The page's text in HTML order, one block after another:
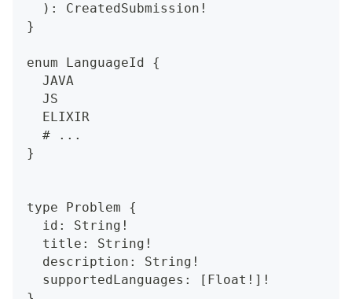
  ): CreatedSubmission!
}
enum LanguageId {
  JAVA
  JS
  ELIXIR
  # ...
}
type Problem {
  id: String!
  title: String!
  description: String!
  supportedLanguages: [Float!]!